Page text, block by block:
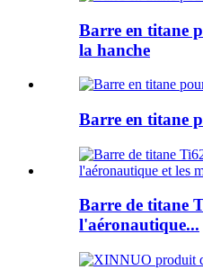
Barre en titane
la hanche
Barre en titane
Barre de titane
l'aéronautique...